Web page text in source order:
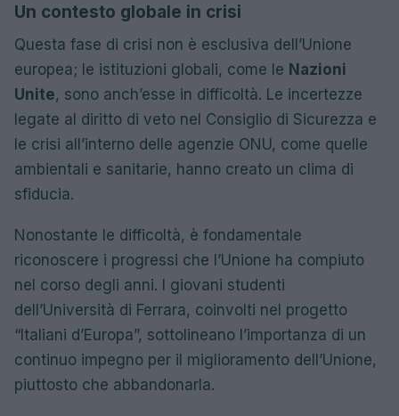
Un contesto globale in crisi
Questa fase di crisi non è esclusiva dell’Unione
europea; le istituzioni globali, come le Nazioni
Unite, sono anch’esse in difficoltà. Le incertezze
legate al diritto di veto nel Consiglio di Sicurezza e
le crisi all’interno delle agenzie ONU, come quelle
ambientali e sanitarie, hanno creato un clima di
sfiducia.
Nonostante le difficoltà, è fondamentale
riconoscere i progressi che l’Unione ha compiuto
nel corso degli anni. I giovani studenti
dell’Università di Ferrara, coinvolti nel progetto
“Italiani d’Europa”, sottolineano l’importanza di un
continuo impegno per il miglioramento dell’Unione,
piuttosto che abbandonarla.